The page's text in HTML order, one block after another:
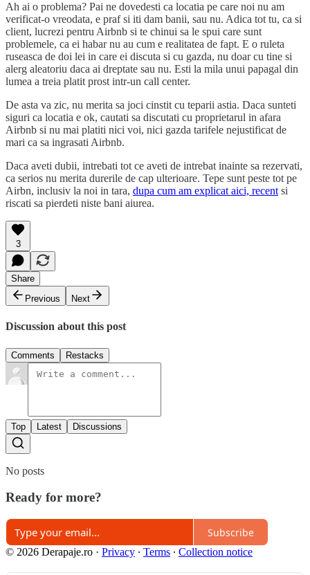
Ah ai o problema? Pai ne dovedesti ca locatia pe care noi nu am
verificat-o vreodata, e praf si iti dam banii, sau nu. Adica tot tu, ca si
client, lucrezi pentru Airbnb si te chinui sa le spui care sunt
problemele, ca ei habar nu au cum e realitatea de fapt. E o ruleta
ruseasca de doi lei in care ei discuta si cu gazda, nu doar cu tine si
alerg aleatoriu daca ai dreptate sau nu. Esti la mila unui papagal din
lumea a treia platit prost intr-un call center.
De asta va zic, nu merita sa joci cinstit cu teparii astia. Daca sunteti
siguri ca locatia e ok, cautati sa discutati cu proprietarul in afara
Airbnb si nu mai platiti nici voi, nici gazda tarifele nejustificat de
mari ca sa ingrasati Airbnb.
Daca aveti dubii, intrebati tot ce aveti de intrebat inainte sa rezervati,
ca serios nu merita durerile de cap ulterioare. Tepe sunt peste tot pe
Airbn, inclusiv la noi in tara, dupa cum am explicat aici, recent si
riscati sa pierdeti niste bani aiurea.
3
Share
Previous
Next
Discussion about this post
Comments Restacks
Top Latest Discussions
No posts
Ready for more?
Subscribe
© 2026 Derapaje.ro · Privacy ∙ Terms ∙ Collection notice